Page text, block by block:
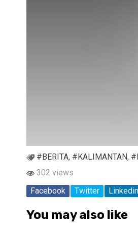
#BERITA, #KALIMANTAN,
302 views
Facebook
Twitter Linkedin
You may also like